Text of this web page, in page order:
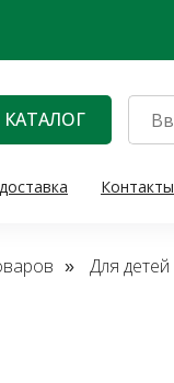
КАТАЛОГ
Контакты
» Для детей